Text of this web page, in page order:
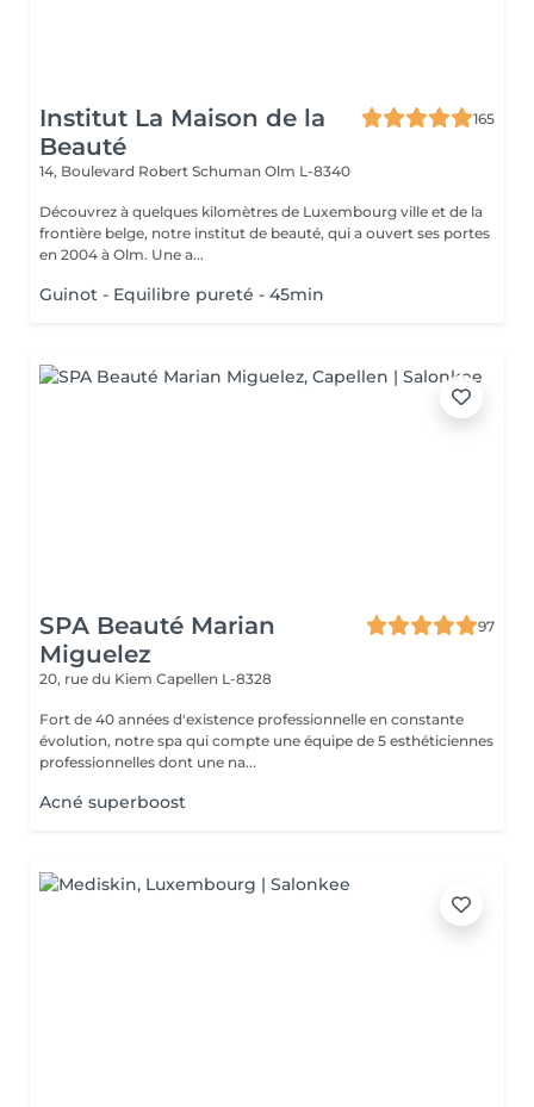
Institut La Maison de la
Beauté
165
14, Boulevard Robert Schuman Olm L-8340
Découvrez à quelques kilomètres de Luxembourg ville et de la
frontière belge, notre institut de beauté, qui a ouvert ses portes
en 2004 à Olm. Une a...
Guinot - Equilibre pureté - 45min
SPA Beauté Marian
Miguelez
97
20, rue du Kiem Capellen L-8328
Fort de 40 années d'existence professionnelle en constante
évolution, notre spa qui compte une équipe de 5 esthéticiennes
professionnelles dont une na...
Acné superboost